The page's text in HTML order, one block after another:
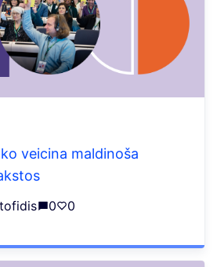
veicina maldinoša
0 0